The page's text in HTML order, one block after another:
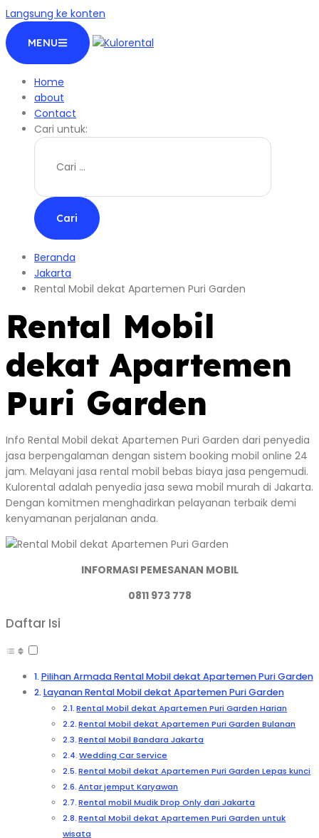
Langsung ke konten
MENU
Home
about
Contact
Cari untuk:
Beranda
Jakarta
Rental Mobil dekat Apartemen Puri Garden
Rental Mobil
dekat Apartemen
Puri Garden
Info Rental Mobil dekat Apartemen Puri Garden dari penyedia
jasa berpengalaman dengan sistem booking mobil online 24
jam. Melayani jasa rental mobil bebas biaya jasa pengemudi.
Kulorental adalah penyedia jasa sewa mobil murah di Jakarta.
Dengan komitmen menghadirkan pelayanan terbaik demi
kenyamanan perjalanan anda.
INFORMASI PEMESANAN MOBIL
0811 973 778
Daftar Isi
Pilihan Armada Rental Mobil dekat Apartemen Puri Garden
Layanan Rental Mobil dekat Apartemen Puri Garden
Rental Mobil dekat Apartemen Puri Garden Harian
Rental Mobil dekat Apartemen Puri Garden Bulanan
Rental Mobil Bandara Jakarta
Wedding Car Service
Rental Mobil dekat Apartemen Puri Garden Lepas kunci
Antar jemput Karyawan
Rental mobil Mudik Drop Only dari Jakarta
Rental Mobil dekat Apartemen Puri Garden untuk
wisata